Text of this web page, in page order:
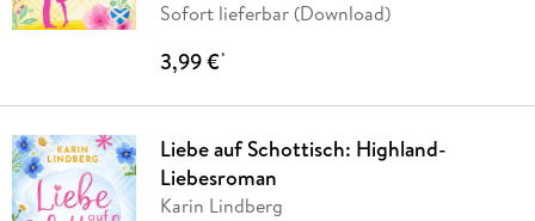
Sofort lieferbar (Download)
3,99 €*
Liebe auf Schottisch: Highland-
Liebesroman
Karin Lindberg